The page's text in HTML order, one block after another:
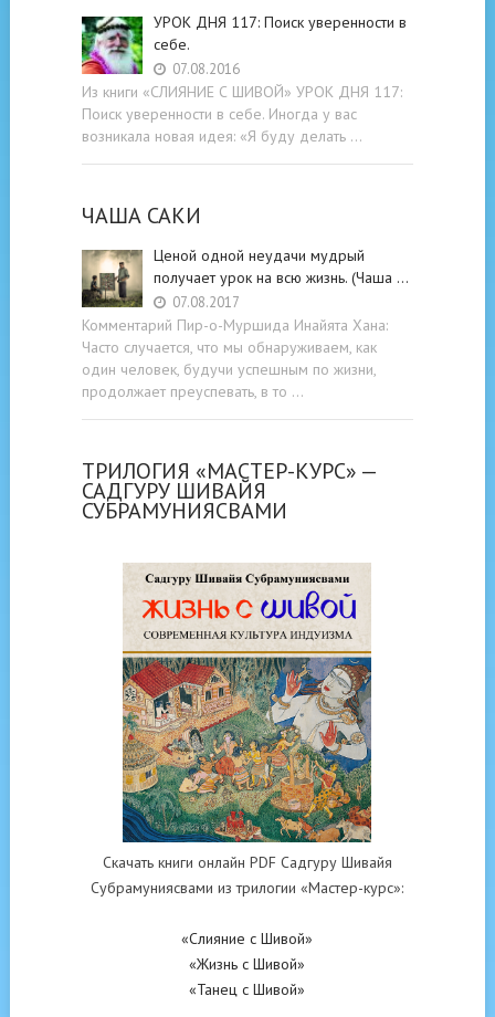
УРОК ДНЯ 117: Поиск уверенности в
себе.
07.08.2016
Из книги «СЛИЯНИЕ С ШИВОЙ» УРОК ДНЯ 117:
Поиск уверенности в себе. Иногда у вас
возникала новая идея: «Я буду делать …
ЧАША САКИ
Ценой одной неудачи мудрый
получает урок на всю жизнь. (Чаша …
07.08.2017
Комментарий Пир-о-Муршида Инайята Хана:
Часто случается, что мы обнаруживаем, как
один человек, будучи успешным по жизни,
продолжает преуспевать, в то …
ТРИЛОГИЯ «МАСТЕР-КУРС» —
САДГУРУ ШИВАЙЯ
СУБРАМУНИЯСВАМИ
Скачать книги онлайн PDF Садгуру Шивайя
Субрамуниясвами из трилогии «Мастер-курс»:
«Слияние с Шивой»
«Жизнь с Шивой»
«Танец с Шивой»